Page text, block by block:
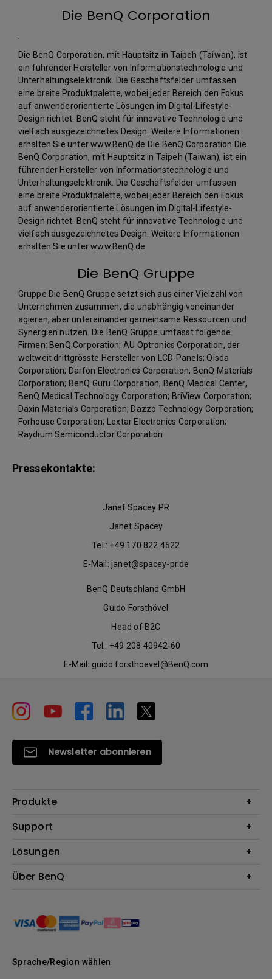
Die BenQ Corporation
Die BenQ Corporation, mit Hauptsitz in Taipeh (Taiwan), ist
ein führender Hersteller von Informationstechnologie und
Unterhaltungselektronik. Die Geschäftsfelder umfassen
eine breite Produktpalette, wobei jeder Bereich den Fokus
auf anwenderorientierte Lösungen im Digital-Lifestyle-
Design richtet. BenQ steht für innovative Technologie und
vielfach ausgezeichnetes Design. Weitere Informationen
erhalten Sie unter www.BenQ.de Die BenQ Corporation Die
BenQ Corporation, mit Hauptsitz in Taipeh (Taiwan), ist ein
führender Hersteller von Informationstechnologie und
Unterhaltungselektronik. Die Geschäftsfelder umfassen
eine breite Produktpalette, wobei jeder Bereich den Fokus
auf anwenderorientierte Lösungen im Digital-Lifestyle-
Design richtet. BenQ steht für innovative Technologie und
vielfach ausgezeichnetes Design. Weitere Informationen
erhalten Sie unter www.BenQ.de
Die BenQ Gruppe
Gruppe Die BenQ Gruppe setzt sich aus einer Vielzahl von
Unternehmen zusammen, die unabhängig voneinander
agieren, aber untereinander gemeinsame Ressourcen und
Synergien nutzen. Die BenQ Gruppe umfasst folgende
Firmen: BenQ Corporation; AU Optronics Corporation, der
weltweit drittgrösste Hersteller von LCD-Panels; Qisda
Corporation; Darfon Electronics Corporation; BenQ Materials
Corporation; BenQ Guru Corporation; BenQ Medical Center,
BenQ Medical Technology Corporation; BriView Corporation;
Daxin Materials Corporation; Dazzo Technology Corporation;
Forhouse Corporation; Lextar Electronics Corporation;
Raydium Semiconductor Corporation
Pressekontakte:
Janet Spacey PR
Janet Spacey
Tel.: +49 170 822 4522
E-Mail: janet@spacey-pr.de
BenQ Deutschland GmbH
Guido Forsthövel
Head of B2C
Tel.: +49 208 40942-60
E-Mail: guido.forsthoevel@BenQ.com
Newsletter abonnieren
Produkte
Beamer
Lampen
Webcams
Support
Kontakt
Reparaturservice
BenQ Blog
Lösungen
Für Unternehmen
Über BenQ
Nachhaltigkeit
News
Sprache/Region wählen